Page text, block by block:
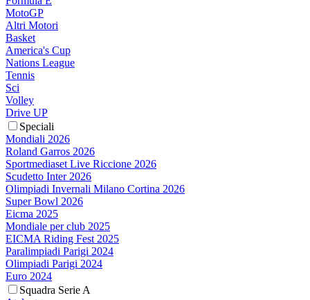
MotoGP
Altri Motori
Basket
America's Cup
Nations League
Tennis
Sci
Volley
Drive UP
Speciali
Mondiali 2026
Roland Garros 2026
Sportmediaset Live Riccione 2026
Scudetto Inter 2026
Olimpiadi Invernali Milano Cortina 2026
Super Bowl 2026
Eicma 2025
Mondiale per club 2025
EICMA Riding Fest 2025
Paralimpiadi Parigi 2024
Olimpiadi Parigi 2024
Euro 2024
Squadra Serie A